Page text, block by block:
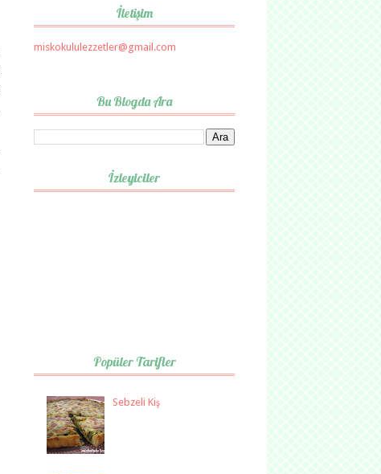
İletişim
miskokululezzetler@gmail.com
Bu Blogda Ara
İzleyiciler
Popüler Tarifler
Sebzeli Kiş